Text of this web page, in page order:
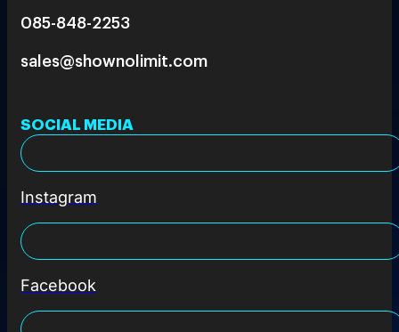
085-848-2253
sales@shownolimit.com
SOCIAL MEDIA
Instagram
Facebook